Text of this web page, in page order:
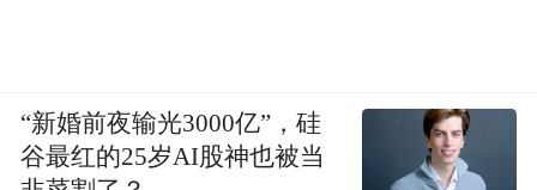
“新婚前夜输光3000亿”，硅
谷最红的25岁AI股神也被当